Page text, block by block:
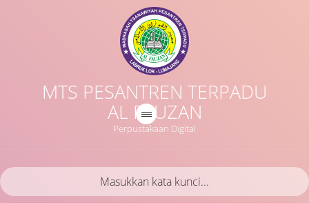
MTS PESANTREN TERPADU
AL FAUZAN
Perpustakaan Digital